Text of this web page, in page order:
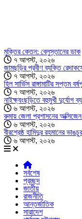
মুক্তির কেতন: বেলুস্তানের ডাক
৭ আগস্ট, ২০২৬
জামছড়ির প্রবীণ ব্যক্তি
৭ আগস্ট, ২০২৬
হিল সার্ভিস রাঙ্গামাটির সপ্তম
৭ আগস্ট, ২০২৬
নাইক্ষ্যংছড়িতে বহুমুখী দুর্যোগ
৬ আগস্ট, ২০২৬
রুমায় জেলা প্রশাসনের অক্সিজেন
৬ আগস্ট, ২০২৬
বীরশ্রেষ্ঠ হামিদুর রহমানের
৬ আগস্ট, ২০২৬
সর্বশেষ
প্রচ্ছদ
জাতীয়
রাজনীতি
আন্তর্জাতিক
সারাদেশ